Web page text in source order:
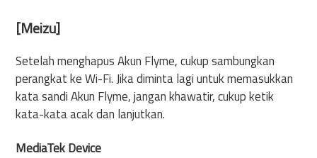
[Meizu]
Setelah menghapus Akun Flyme, cukup sambungkan
perangkat ke Wi-Fi. Jika diminta lagi untuk memasukkan
kata sandi Akun Flyme, jangan khawatir, cukup ketik
kata-kata acak dan lanjutkan.
MediaTek Device